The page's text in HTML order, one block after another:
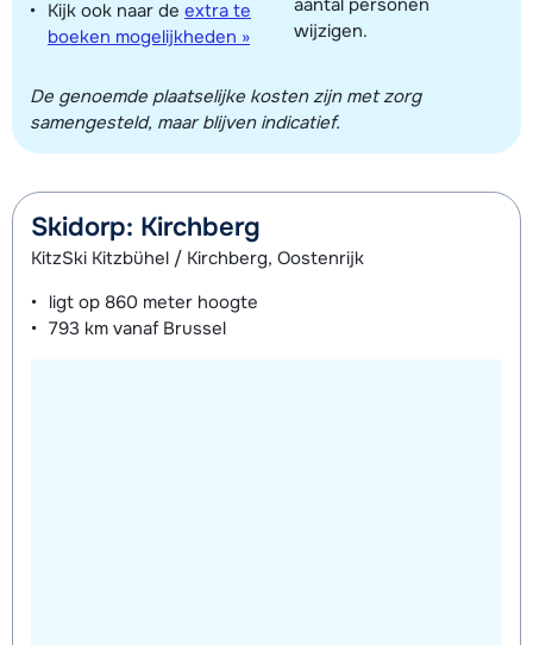
Kijk ook naar de extra te
boeken mogelijkheden »
wijzigen.
De genoemde plaatselijke kosten zijn met zorg
samengesteld, maar blijven indicatief.
Skidorp: Kirchberg
KitzSki Kitzbühel / Kirchberg, Oostenrijk
ligt op 860 meter hoogte
793 km vanaf Brussel